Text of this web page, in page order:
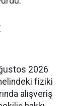
2026
fiziki
alışveriş